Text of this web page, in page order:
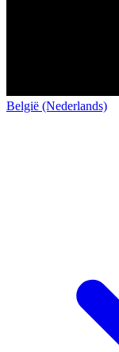
België (Nederlands)